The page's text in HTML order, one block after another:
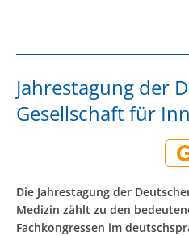
Jahrestagung der
Gesellschaft für
Die Jahrestagung der
Medizin zählt zu den
Fachkongressen im